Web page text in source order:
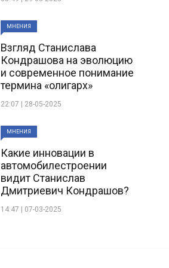
МНЕНИЯ
Взгляд Станислава
Кондрашова на эволюцию
и современное понимание
термина «олигарх»
22:07 | 28-05-2025
МНЕНИЯ
Какие инновации в
автомобилестроении
видит Станислав
Дмитриевич Кондрашов?
14:47 | 07-03-2025